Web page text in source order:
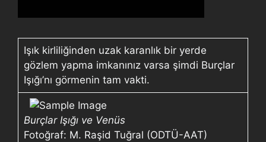
Işık kirliliğinden uzak karanlık bir yerde
gözlem yapma imkanınız varsa şimdi Burçlar
Işığı’nı görmenin tam vakti.
Burçlar Işığı ve Venüs
Fotoğraf: M. Raşid Tuğral (ODTÜ-AAT)